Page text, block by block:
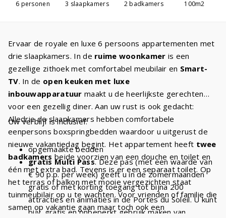
6 personen 3 slaapkamers 2 badkamers 100m2
Ervaar de royale en luxe 6 persoons appartementen met
drie slaapkamers. In de ruime woonkamer is een
gezellige zithoek met comfortabel meubilair en Smart-
TV. In de open keuken met luxe
inbouwapparatuur maakt u de heerlijkste gerechten
voor een gezellig diner. Aan uw rust is ook gedacht:
Alledrie de slaapkamers hebben comfortabele
eenpersons boxspringbedden waardoor u uitgerust de
nieuwe vakantiedag begint. Het appartement heeft twee
badkamers beide voorzien van een douche en toilet en
één met extra bad. Tevens is er een separaat toilet. Op
het terras of balkon met mooie vergezichten staat
tuinmeubilair op u te wachten. Voor vrienden of familie die
samen op vakantie gaan maar toch ook een
Uw verblijf is inclusief:
opgemaakte bedden
gratis Multi Pass. Deze pas (met een waarde van
€ 90 p.p. per week) geeft u in de zomermaanden
gratis of met korting toegang tot bijna 200
attracties en animaties in de Portes du Soleil. U kunt
bijv. gratis en onbeperkt gebruik maken van